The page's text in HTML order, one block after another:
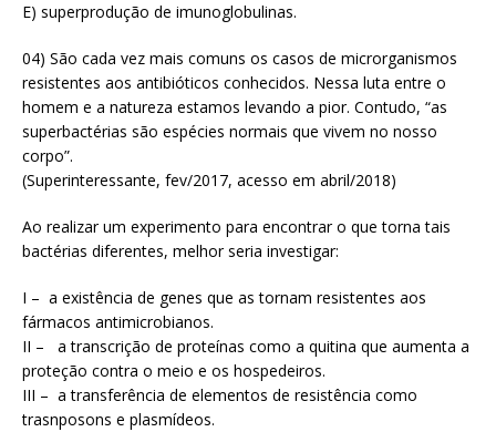
E) superprodução de imunoglobulinas.
04) São cada vez mais comuns os casos de microrganismos
resistentes aos antibióticos conhecidos. Nessa luta entre o
homem e a natureza estamos levando a pior. Contudo, “as
superbactérias são espécies normais que vivem no nosso
corpo”.
(Superinteressante, fev/2017, acesso em abril/2018)
Ao realizar um experimento para encontrar o que torna tais
bactérias diferentes, melhor seria investigar:
I – a existência de genes que as tornam resistentes aos
fármacos antimicrobianos.
II – a transcrição de proteínas como a quitina que aumenta a
proteção contra o meio e os hospedeiros.
III – a transferência de elementos de resistência como
trasnposons e plasmídeos.